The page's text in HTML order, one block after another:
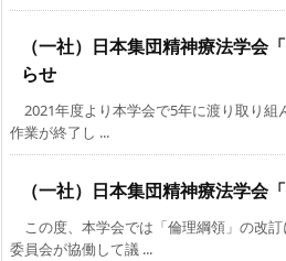
（一社）日本集団精神療法学会
らせ
2021年度より本学会で5年に渡り取り組
作業が終了し ...
（一社）日本集団精神療法学会
この度、本学会では「倫理綱領」の改
委員会が協働して議 ...